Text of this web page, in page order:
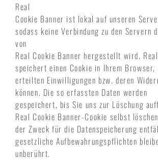
Real
Cookie Banner ist lokal auf unseren
sodass keine Verbindung zu den Servern
von
Real Cookie Banner hergestellt wird.
speichert einen Cookie in Ihrem Browser,
erteilten Einwilligungen bzw. deren
können. Die so erfassten Daten werden
gespeichert, bis Sie uns zur Löschung
Real Cookie Banner-Cookie selbst
der Zweck für die Datenspeicherung
gesetzliche Aufbewahrungspflichten
unberührt.